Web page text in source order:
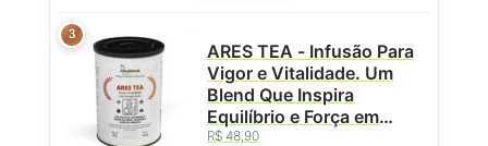
3
ARES TEA - Infusão Para
Vigor e Vitalidade. Um
Blend Que Inspira
Equilíbrio e Força em
R$ 48,90